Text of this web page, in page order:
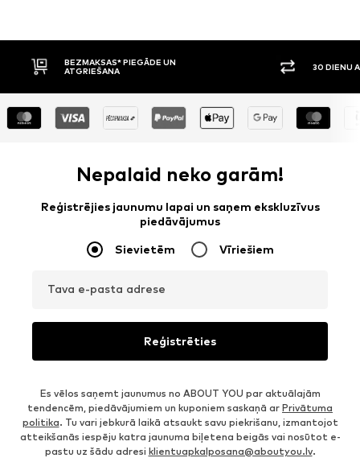
30 DIENU ATGRIEŠANAS TIESĪBAS APMAKSA
Nepalaid neko garām!
Reģistrējies jaunumu lapai un saņem ekskluzīvus
piedāvājumus
Sievietēm Vīriešiem
Tava e-pasta adrese
Reģistrēties
Es vēlos saņemt jaunumus no ABOUT YOU par aktuālajām
tendencēm, piedāvājumiem un kuponiem saskaņā ar Privātuma
politika. Tu vari jebkurā laikā atsaukt savu piekrišanu, izmantojot
atteikšanās iespēju katra jaunuma biļetena beigās vai nosūtot e-
pastu uz šādu adresi klientuapkalposana@aboutyou.lv.